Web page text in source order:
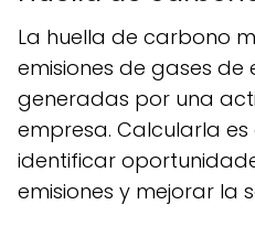
La huella de carbono mide el total de
emisiones de gases
generadas por una
empresa. Calcularla
identificar
emisiones y mejorar la